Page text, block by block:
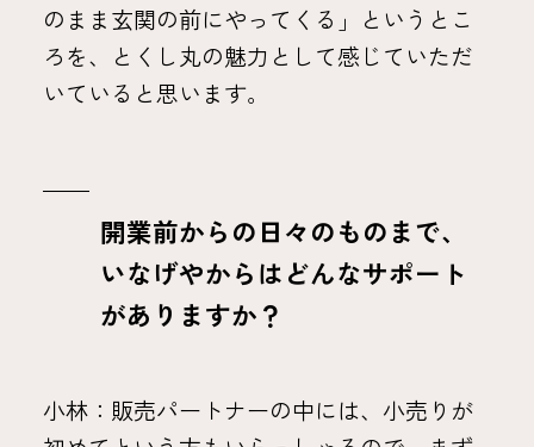
のまま玄関の前にやってくる」というとこ
ろを、とくし丸の魅力として感じていただ
いていると思います。
開業前からの日々のものまで、
いなげやからはどんなサポート
がありますか？
小林：販売パートナーの中には、小売りが